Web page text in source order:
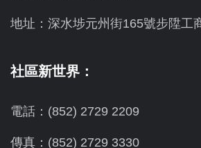
地址： 深水埗元州街165號步陞工
社區新世界：
電話：(852) 2729 2209
傳真：(852) 2729 3330